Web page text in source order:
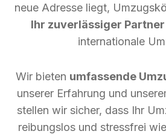
neue Adresse liegt,
Ihr zuverlässiger Partner
internationale
Wir bieten umfassende
unserer Erfahrung und
stellen wir sicher, dass Ihr
reibungslos und stressfrei